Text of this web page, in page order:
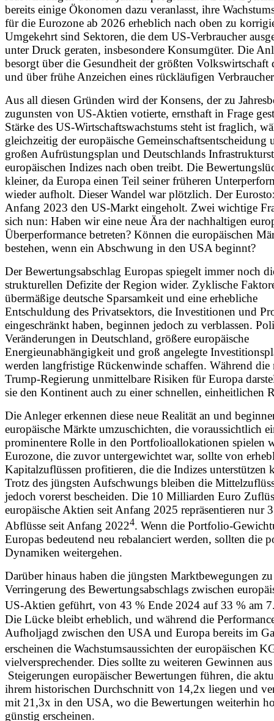
bereits einige Ökonomen dazu veranlasst, ihre
für die Eurozone ab 2026 erheblich nach oben zu
Umgekehrt sind Sektoren, die dem US-Verbraucher
unter Druck geraten, insbesondere Konsumgüter. Die
besorgt über die Gesundheit der größten Volkswirtschaft
und über frühe Anzeichen eines rückläufigen
Aus all diesen Gründen wird der Konsens, der zu
zugunsten von US-Aktien votierte, ernsthaft in Frage
Stärke des US-Wirtschaftswachstums steht ist fraglich,
gleichzeitig der europäische Gemeinschaftsentscheidung
großen Aufrüstungsplan und Deutschlands
europäischen Indizes nach oben treibt. Die
kleiner, da Europa einen Teil seiner früheren
wieder aufholt. Dieser Wandel war plötzlich. Der
Anfang 2023 den US-Markt eingeholt. Zwei wichtige
sich nun: Haben wir eine neue Ära der nachhaltigen
Überperformance betreten? Können die europäischen
bestehen, wenn ein Abschwung in den USA beginnt?
Der Bewertungsabschlag Europas spiegelt immer noch
strukturellen Defizite der Region wider. Zyklische
übermäßige deutsche Sparsamkeit und eine erhebliche
Entschuldung des Privatsektors, die Investitionen und
eingeschränkt haben, beginnen jedoch zu verblassen.
Veränderungen in Deutschland, größere europäische
Energieunabhängigkeit und groß angelegte
werden langfristige Rückenwinde schaffen. Während die
Trump-Regierung unmittelbare Risiken für Europa
sie den Kontinent auch zu einer schnellen, einheitlichen
Die Anleger erkennen diese neue Realität an und
europäische Märkte umzuschichten, die voraussichtlich
prominentere Rolle in den Portfolioallokationen spielen
Eurozone, die zuvor untergewichtet war, sollte von
Kapitalzuflüssen profitieren, die die Indizes unterstützen
Trotz des jüngsten Aufschwungs bleiben die
jedoch vorerst bescheiden. Die 10 Milliarden Euro
europäische Aktien seit Anfang 2025 repräsentieren nur
Abflüsse seit Anfang 20224. Wenn die Portfolio-
Europas bedeutend neu rebalanciert werden, sollten die
Dynamiken weitergehen.
Darüber hinaus haben die jüngsten Marktbewegungen
Verringerung des Bewertungsabschlags zwischen
US-Aktien geführt, von 43 % Ende 2024 auf 33 % am
Die Lücke bleibt erheblich, und während die
Aufholjagd zwischen den USA und Europa bereits im
erscheinen die Wachstumsaussichten der europäischen
vielversprechender. Dies sollte zu weiteren Gewinnen aus
Steigerungen europäischer Bewertungen führen, die
ihrem historischen Durchschnitt von 14,2x liegen und
mit 21,3x in den USA, wo die Bewertungen weiterhin
günstig erscheinen.